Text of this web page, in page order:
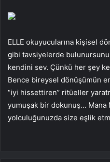
ELLE okuyucularına kişisel
gibi tavsiyelerde
kendini sev. Çünkü her şey
Bence bireysel dönüşümün
“iyi hissettiren” ritüeller
yumuşak bir dokunuş…
yolculuğunuzda size eşlik